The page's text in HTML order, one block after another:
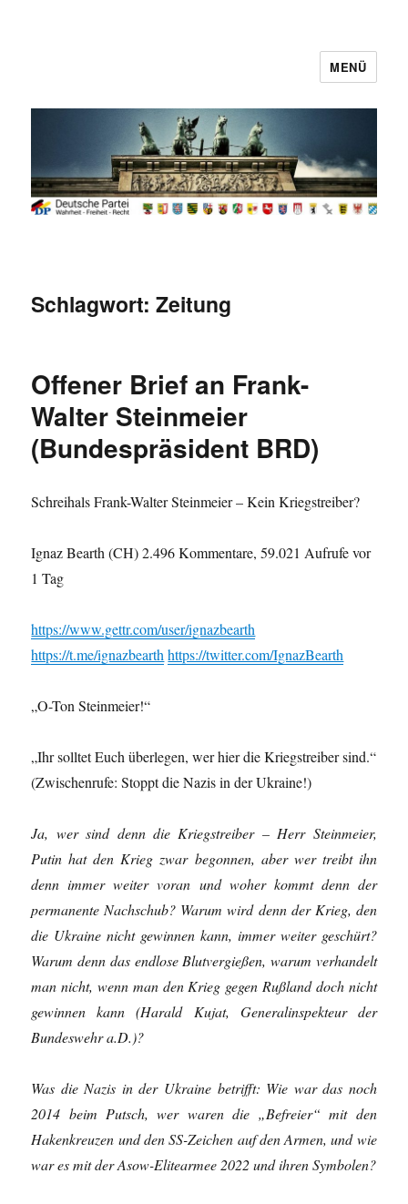
MENÜ
Schlagwort:Zeitung
Offener Brief an Frank-
Walter Steinmeier
(Bundespräsident BRD)
Schreihals Frank-Walter Steinmeier – Kein Kriegstreiber?
Ignaz Bearth (CH) 2.496 Kommentare, 59.021 Aufrufe vor
1 Tag
https://www.gettr.com/user/ignazbearth
https://t.me/ignazbearth https://twitter.com/IgnazBearth
„O-Ton Steinmeier!“
„Ihr solltet Euch überlegen, wer hier die Kriegstreiber sind.“
(Zwischenrufe: Stoppt die Nazis in der Ukraine!)
Ja, wer sind denn die Kriegstreiber – Herr Steinmeier,
Putin hat den Krieg zwar begonnen, aber wer treibt ihn
denn immer weiter voran und woher kommt denn der
permanente Nachschub? Warum wird denn der Krieg, den
die Ukraine nicht gewinnen kann, immer weiter geschürt?
Warum denn das endlose Blutvergießen, warum verhandelt
man nicht, wenn man den Krieg gegen Rußland doch nicht
gewinnen kann (Harald Kujat, Generalinspekteur der
Bundeswehr a.D.)?
Was die Nazis in der Ukraine betrifft: Wie war das noch
2014 beim Putsch, wer waren die „Befreier“ mit den
Hakenkreuzen und den SS-Zeichen auf den Armen, und wie
war es mit der Asow-Elitearmee 2022 und ihren Symbolen?